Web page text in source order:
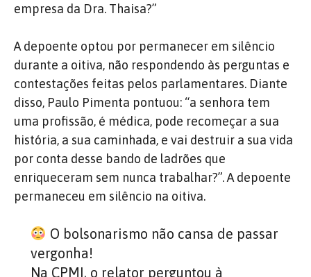
empresa da Dra. Thaisa?”
A depoente optou por permanecer em silêncio
durante a oitiva, não respondendo às perguntas e
contestações feitas pelos parlamentares. Diante
disso, Paulo Pimenta pontuou: “a senhora tem
uma profissão, é médica, pode recomeçar a sua
história, a sua caminhada, e vai destruir a sua vida
por conta desse bando de ladrões que
enriqueceram sem nunca trabalhar?”. A depoente
permaneceu em silêncio na oitiva.
O bolsonarismo não cansa de passar
vergonha!
Na CPMI, o relator perguntou à